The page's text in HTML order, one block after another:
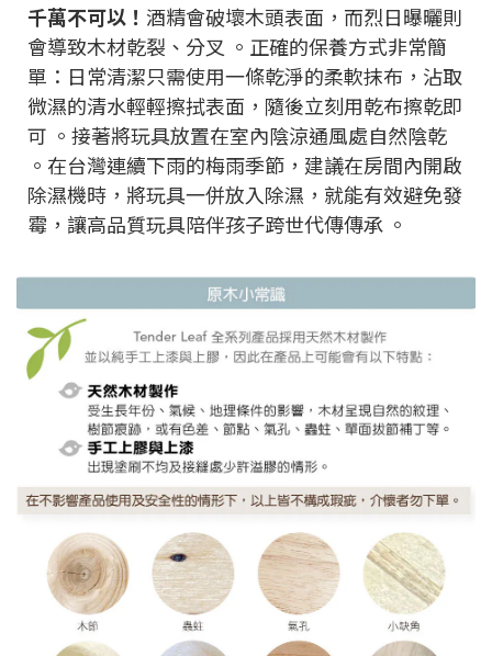
千萬不可以！ 酒精會破壞木頭表面，而烈日曝曬則
會導致木材乾裂、分叉 。正確的保養方式非常簡
單：日常清潔只需使用一條乾淨的柔軟抹布，沾取
微濕的清水輕輕擦拭表面，隨後立刻用乾布擦乾即
可 。接著將玩具放置在室內陰涼通風處自然陰乾
。在台灣連續下雨的梅雨季節，建議在房間內開啟
除濕機時，將玩具一併放入除濕，就能有效避免發
霉，讓高品質玩具陪伴孩子跨世代傳傳承 。